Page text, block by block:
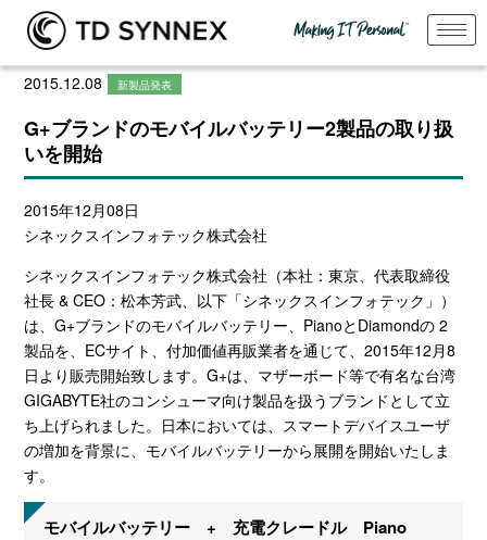
2015.12.08 新製品発表
G+ブランドのモバイルバッテリー2製品の取り扱
いを開始
2015年12月08日
シネックスインフォテック株式会社
シネックスインフォテック株式会社（本社：東京、代表取締役
社長 & CEO：松本芳武、以下「シネックスインフォテック」）
は、G+ブランドのモバイルバッテリー、PianoとDiamondの 2
製品を、ECサイト、付加価値再販業者を通じて、2015年12月8
日より販売開始致します。G+は、マザーボード等で有名な台湾
GIGABYTE社のコンシューマ向け製品を扱うブランドとして立
ち上げられました。日本においては、スマートデバイスユーザ
の増加を背景に、モバイルバッテリーから展開を開始いたしま
す。
モバイルバッテリー + 充電クレードル Piano